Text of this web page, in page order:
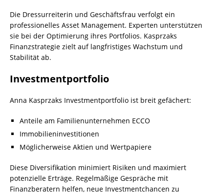
Die Dressurreiterin und Geschäftsfrau verfolgt ein
professionelles Asset Management. Experten unterstützen
sie bei der Optimierung ihres Portfolios. Kasprzaks
Finanzstrategie zielt auf langfristiges Wachstum und
Stabilität ab.
Investmentportfolio
Anna Kasprzaks Investmentportfolio ist breit gefächert:
Anteile am Familienunternehmen ECCO
Immobilieninvestitionen
Möglicherweise Aktien und Wertpapiere
Diese Diversifikation minimiert Risiken und maximiert
potenzielle Erträge. Regelmäßige Gespräche mit
Finanzberatern helfen, neue Investmentchancen zu